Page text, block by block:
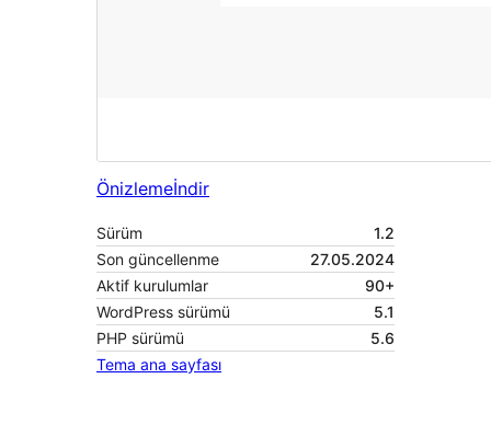
Önizlemeİndir
Sürüm
1.2
Son güncellenme
27.05.2024
Aktif kurulumlar
90+
WordPress sürümü
5.1
PHP sürümü
5.6
Tema ana sayfası